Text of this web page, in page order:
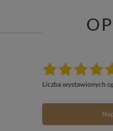
Liczba wystawionych